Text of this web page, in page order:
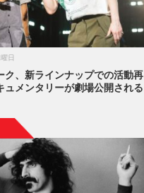
日
ク、新ラインナップでの活動再
ュメンタリーが劇場公開される